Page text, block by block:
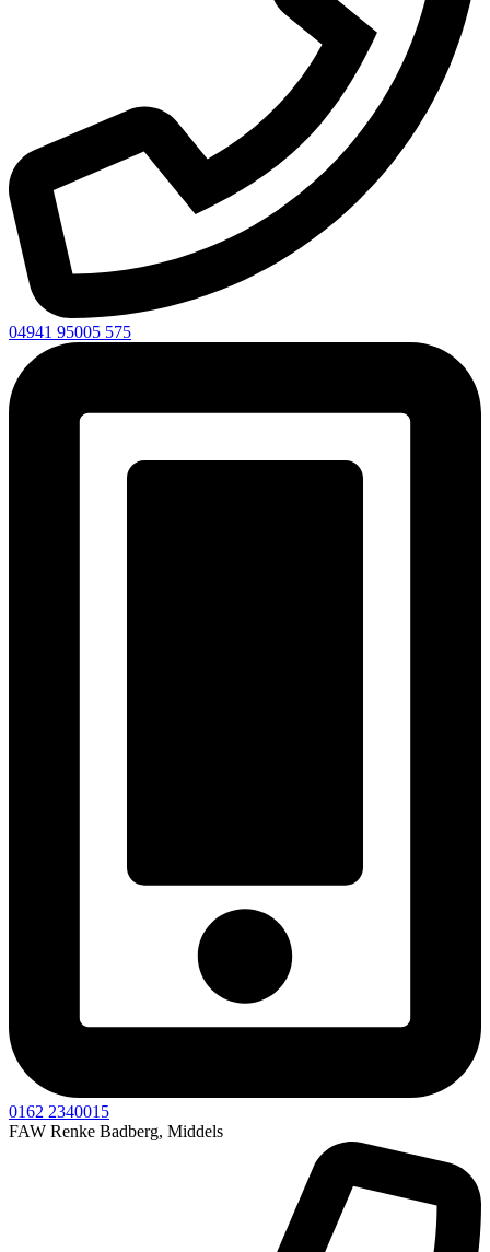
04941 95005 575
0162 2340015
FAW Renke Badberg, Middels